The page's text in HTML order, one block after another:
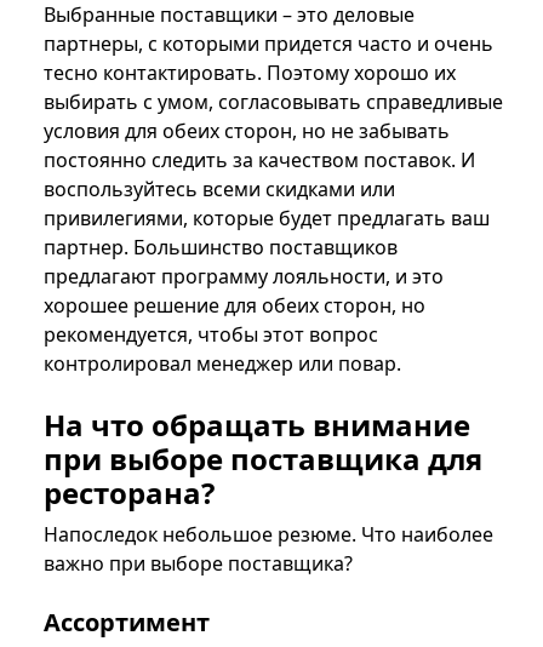
Выбранные поставщики – это деловые
партнеры, с которыми придется часто и очень
тесно контактировать. Поэтому хорошо их
выбирать с умом, согласовывать справедливые
условия для обеих сторон, но не забывать
постоянно следить за качеством поставок. И
воспользуйтесь всеми скидками или
привилегиями, которые будет предлагать ваш
партнер. Большинство поставщиков
предлагают программу лояльности, и это
хорошее решение для обеих сторон, но
рекомендуется, чтобы этот вопрос
контролировал менеджер или повар.
На что обращать внимание
при выборе поставщика для
ресторана?
Напоследок небольшое резюме. Что наиболее
важно при выборе поставщика?
Ассортимент